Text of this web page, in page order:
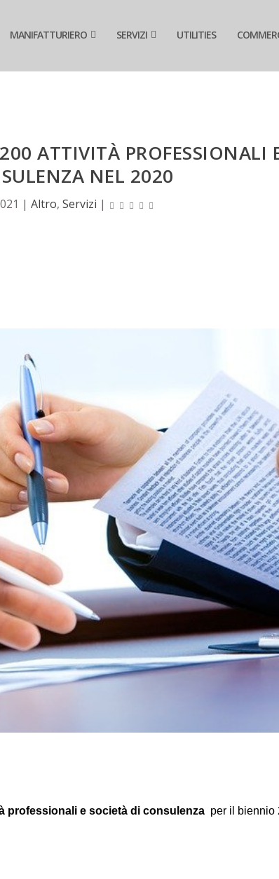
MANIFATTURIERO SERVIZI UTILITIES
ATTIVITÀ PROFESSIONALI
NEL 2020
| Altro, Servizi |
professionali e società di consulenza per il biennio